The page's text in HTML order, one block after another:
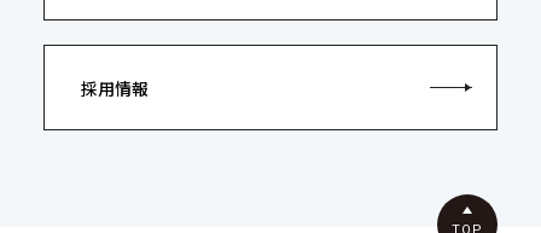
採用情報
TOP